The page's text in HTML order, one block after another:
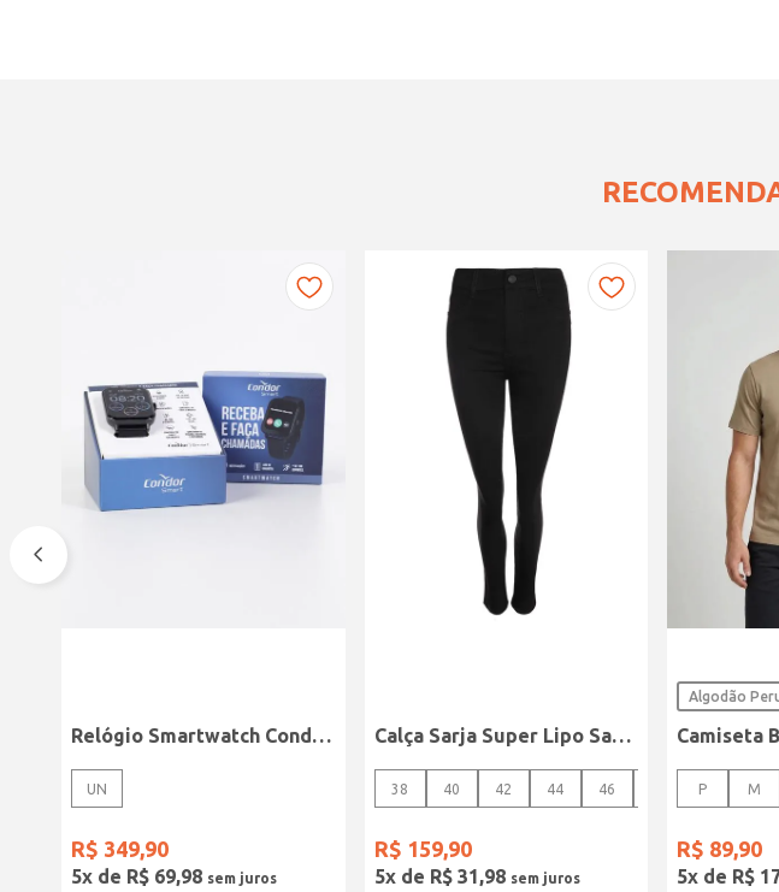
Relógio Smartwatch Condor PRETO
UN
R$ 349,90
5x de R$ 69,98
Calça Sarja Super Lipo Sawary Feminina Preto
38 40 42 44 46
R$ 159,90
5x de R$ 31,98
Algodão
P M
R$ 89,90
5x de R$